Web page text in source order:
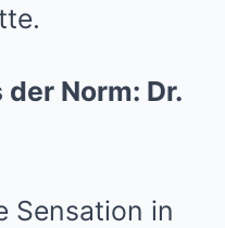
Norm: Dr.
Sensation in